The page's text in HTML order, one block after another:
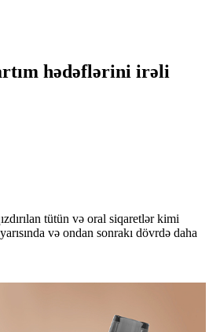
hədəflərini irəli
tütün və oral siqaretlər kimi
və ondan sonrakı dövrdə daha